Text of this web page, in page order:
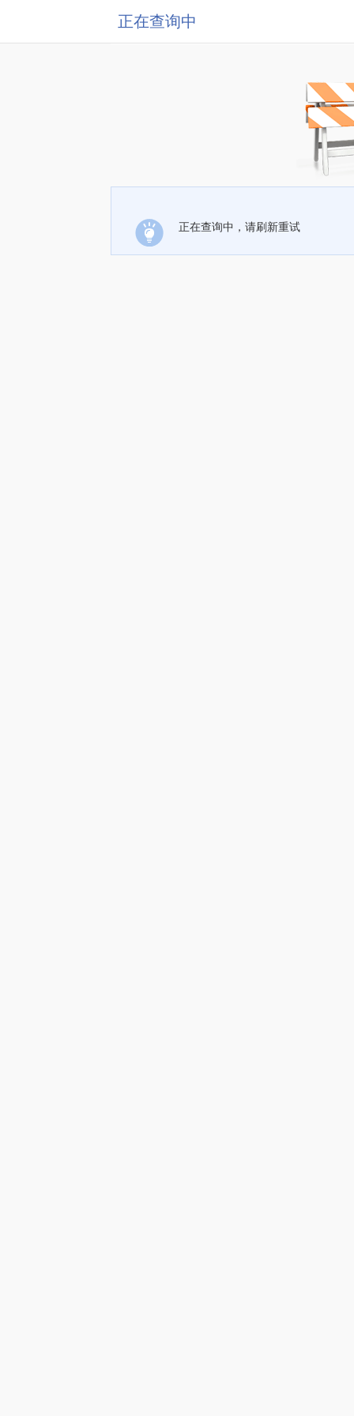
正在查询中
正在查询中，请刷新重试